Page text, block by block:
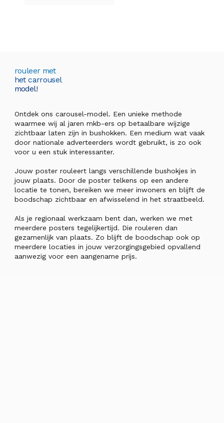
rouleer met
het carrousel
model!
Ontdek ons carousel-model. Een unieke methode
waarmee wij al jaren mkb-ers op betaalbare wijzige
zichtbaar laten zijn in bushokken. Een medium wat vaak
door nationale adverteerders wordt gebruikt, is zo ook
voor u een stuk interessanter.
Jouw poster rouleert langs verschillende bushokjes in
jouw plaats. Door de poster telkens op een andere
locatie te tonen, bereiken we meer inwoners en blijft de
boodschap zichtbaar en afwisselend in het straatbeeld.
Als je regionaal werkzaam bent dan, werken we met
meerdere posters tegelijkertijd. Die rouleren dan
gezamenlijk van plaats. Zo blijft de boodschap ook op
meerdere locaties in jouw verzorgingsgebied opvallend
aanwezig voor een aangename prijs.